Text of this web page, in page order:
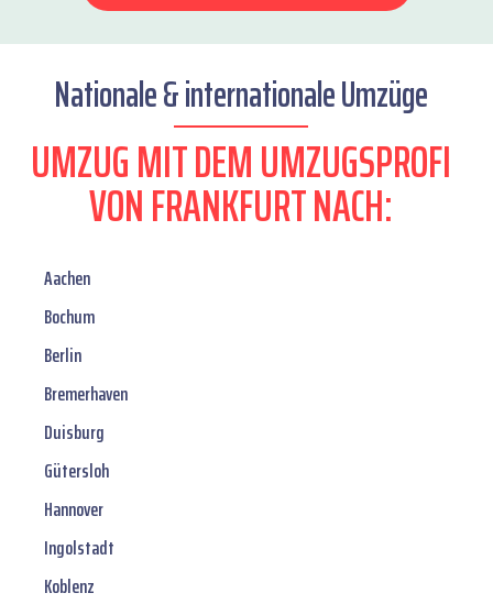
Nationale & internationale Umzüge
UMZUG MIT DEM UMZUGSPROFI
VON FRANKFURT NACH:
Aachen
Bochum
Berlin
Bremerhaven
Duisburg
Gütersloh
Hannover
Ingolstadt
Koblenz